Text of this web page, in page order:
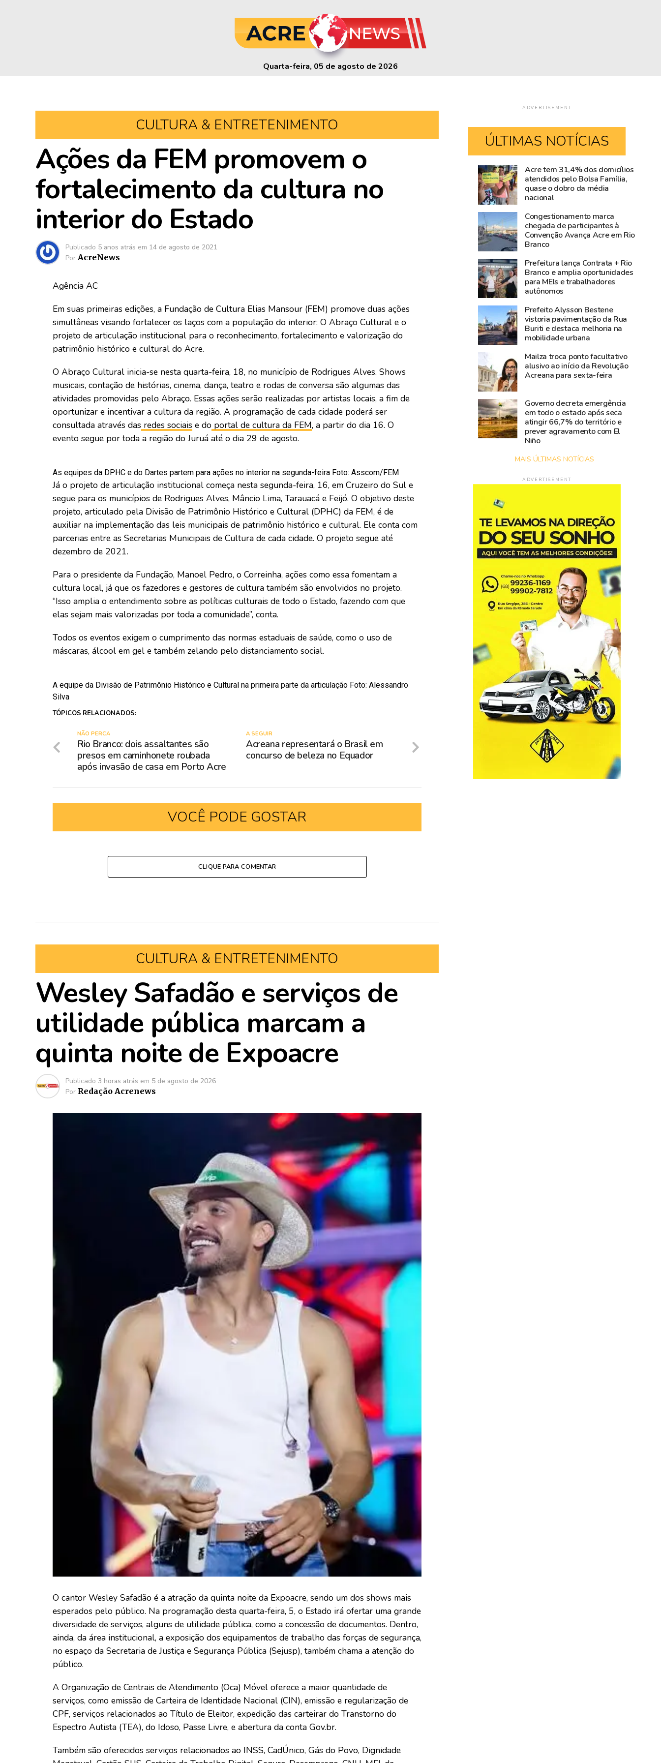
Quarta-feira, 05 de agosto de 2026
CULTURA & ENTRETENIMENTO
Ações da FEM promovem o
fortalecimento da cultura no
interior do Estado
Publicado 5 anos atrás em 14 de agosto de 2021
Por AcreNews
Agência AC
Em suas primeiras edições, a Fundação de Cultura Elias Mansour (FEM) promove duas ações
simultâneas visando fortalecer os laços com a população do interior: O Abraço Cultural e o
projeto de articulação institucional para o reconhecimento, fortalecimento e valorização do
patrimônio histórico e cultural do Acre.
O Abraço Cultural inicia-se nesta quarta-feira, 18, no município de Rodrigues Alves. Shows
musicais, contação de histórias, cinema, dança, teatro e rodas de conversa são algumas das
atividades promovidas pelo Abraço. Essas ações serão realizadas por artistas locais, a fim de
oportunizar e incentivar a cultura da região. A programação de cada cidade poderá ser
consultada através das redes sociais e do portal de cultura da FEM, a partir do dia 16. O
evento segue por toda a região do Juruá até o dia 29 de agosto.
As equipes da DPHC e do Dartes partem para ações no interior na segunda-feira Foto: Asscom/FEM
Já o projeto de articulação institucional começa nesta segunda-feira, 16, em Cruzeiro do Sul e
segue para os municípios de Rodrigues Alves, Mâncio Lima, Tarauacá e Feijó. O objetivo deste
projeto, articulado pela Divisão de Patrimônio Histórico e Cultural (DPHC) da FEM, é de
auxiliar na implementação das leis municipais de patrimônio histórico e cultural. Ele conta com
parcerias entre as Secretarias Municipais de Cultura de cada cidade. O projeto segue até
dezembro de 2021.
Para o presidente da Fundação, Manoel Pedro, o Correinha, ações como essa fomentam a
cultura local, já que os fazedores e gestores de cultura também são envolvidos no projeto.
“Isso amplia o entendimento sobre as políticas culturais de todo o Estado, fazendo com que
elas sejam mais valorizadas por toda a comunidade”, conta.
Todos os eventos exigem o cumprimento das normas estaduais de saúde, como o uso de
máscaras, álcool em gel e também zelando pelo distanciamento social.
A equipe da Divisão de Patrimônio Histórico e Cultural na primeira parte da articulação Foto: Alessandro
Silva
TÓPICOS RELACIONADOS:
A SEGUIR
Acreana representará o Brasil em
concurso de beleza no Equador
NÃO PERCA
Rio Branco: dois assaltantes são
presos em caminhonete roubada
após invasão de casa em Porto Acre
VOCÊ PODE GOSTAR
CLIQUE PARA COMENTAR
CULTURA & ENTRETENIMENTO
Wesley Safadão e serviços de
utilidade pública marcam a
quinta noite de Expoacre
Publicado 3 horas atrás em 5 de agosto de 2026
Por Redação Acrenews
O cantor Wesley Safadão é a atração da quinta noite da Expoacre, sendo um dos shows mais
esperados pelo público. Na programação desta quarta-feira, 5, o Estado irá ofertar uma grande
diversidade de serviços, alguns de utilidade pública, como a concessão de documentos. Dentro,
ainda, da área institucional, a exposição dos equipamentos de trabalho das forças de segurança,
no espaço da Secretaria de Justiça e Segurança Pública (Sejusp), também chama a atenção do
público.
A Organização de Centrais de Atendimento (Oca) Móvel oferece a maior quantidade de
serviços, como emissão de Carteira de Identidade Nacional (CIN), emissão e regularização de
CPF, serviços relacionados ao Título de Eleitor, expedição das carteirar do Transtorno do
Espectro Autista (TEA), do Idoso, Passe Livre, e abertura da conta Gov.br.
Também são oferecidos serviços relacionados ao INSS, CadÚnico, Gás do Povo, Dignidade
ADVERTISEMENT
ÚLTIMAS NOTÍCIAS
Rio
Branco
movimenta
R$
3,8
bilhões
lidera
produção
agropecuária
do
Acre
Amazônia
cresce
acima
da
média
nacional
Norte
registra
alta
de
2,3%
na
atividade
econômica
Acre tem 31,4% dos domicílios
atendidos pelo Bolsa Família,
quase o dobro da média
nacional
Congestionamento marca
chegada de participantes à
Convenção Avança Acre em Rio
Branco
Prefeitura lança Contrata + Rio
Branco e amplia oportunidades
para MEIs e trabalhadores
autônomos
Prefeito Alysson Bestene
vistoria pavimentação da Rua
Buriti e destaca melhoria na
mobilidade urbana
Mailza troca ponto facultativo
alusivo ao início da Revolução
Acreana para sexta-feira
Governo decreta emergência
em todo o estado após seca
atingir 66,7% do território e
prever agravamento com El
Niño
MAIS ÚLTIMAS NOTÍCIAS
ADVERTISEMENT